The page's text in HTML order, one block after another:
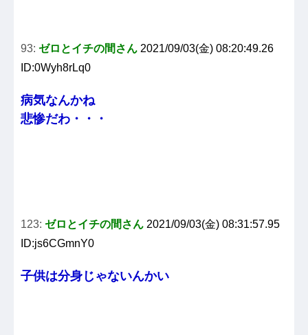
93: ゼロとイチの間さん 2021/09/03(金) 08:20:49.26
ID:0Wyh8rLq0
病気なんかね
悲惨だわ・・・
123: ゼロとイチの間さん 2021/09/03(金) 08:31:57.95
ID:js6CGmnY0
子供は分身じゃないんかい